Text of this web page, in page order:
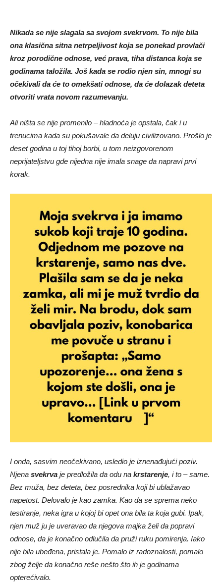
Nikada se nije slagala sa svojom svekrvom. To nije bila
ona klasična sitna netrpeljivost koja se ponekad provlači
kroz porodične odnose, već prava, tiha distanca koja se
godinama taložila. Još kada se rodio njen sin, mnogi su
očekivali da će to omekšati odnose, da će dolazak deteta
otvoriti vrata novom razumevanju.
Ali ništa se nije promenilo – hladnoća je opstala, čak i u
trenucima kada su pokušavale da deluju civilizovano. Prošlo je
deset godina u toj tihoj borbi, u tom neizgovorenom
neprijateljstvu gde nijedna nije imala snage da napravi prvi
korak.
I onda, sasvim neočekivano, usledio je iznenađujući poziv.
Njena svekrva je predložila da odu na krstarenje, i to – same.
Bez muža, bez deteta, bez posrednika koji bi ublažavao
napetost. Delovalo je kao zamka. Kao da se sprema neko
testiranje, neka igra u kojoj bi opet ona bila ta koja gubi. Ipak,
njen muž ju je uveravao da njegova majka želi da popravi
odnose, da je konačno odlučila da pruži ruku pomirenja. Iako
nije bila ubeđena, pristala je. Pomalo iz radoznalosti, pomalo
zbog želje da konačno reše nešto što ih je godinama
opterećivalo.